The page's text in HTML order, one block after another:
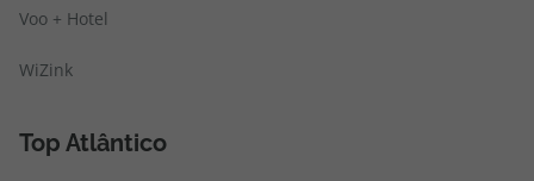
Voo + Hotel
WiZink
Top Atlântico